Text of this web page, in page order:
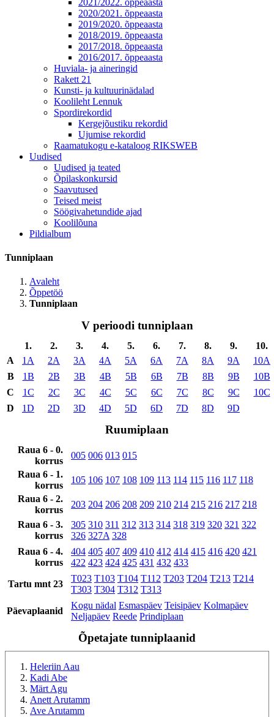
2020/2021. õppeaasta
2019/2020. õppeaasta
2018/2019. õppeaasta
2017/2018. õppeaasta
2016/2017. õppeaasta
Huviala- ja aineringid
Rakett 21
Kunsti- ja kultuurinädalad
Koolileht Lennuk
Spordirekordid
Kergejõustiku rekordid
Ujumise rekordid
Raamatukogu e-kataloog RIKSWEB
Uudised
Uudised ja teated
Õpilaskonkursid
Saavutused
Teised meist
Söögivahetundide ajad
Koolilõuna
Pildialbum
Tunniplaan
Avaleht
Õppetöö
Tunniplaan
V perioodi tunniplaan
1. 2. 3. 4. 5. 6. 7. 8. 9.
10.
A
1A 2A 3A 4A 5A 6A 7A 8A 9A
10A
B
1B 2B 3B 4B 5B 6B 7B 8B 9B
10B
C
1C 2C 3C 4C 5C 6C 7C 8C 9C
10C
D
1D 2D 3D 4D 5D 6D 7D 8D 9D
Ruumiplaan
Raua 6 - 0.
korrus
005 006 013 015
Raua 6 - 1.
korrus
105 106 107 108 109 113 114 115 116 117 118
Raua 6 - 2.
korrus
203 204 206 208 209 210 214 215 216 217 218
Raua 6 - 3.
korrus
305 310 311 312 313 314 318 319 320 321 322
326 327A 328
Raua 6 - 4.
korrus
404 405 407 409 410 412 414 415 416 420 421
422 423 424 425 431 432 433
Tartu mnt 23
T023 T103 T104 T112 T203 T204 T213 T214
T303 T304 T312 T313
Päevaplaanid
Kogu nädal Esmaspäev Teisipäev Kolmapäev
Neljapäev Reede Prindiplaan
Õpetajate tunniplaanid
Heleriin Aau
Kadi Abe
Märt Agu
Anett Arutamm
Ave Arutamm